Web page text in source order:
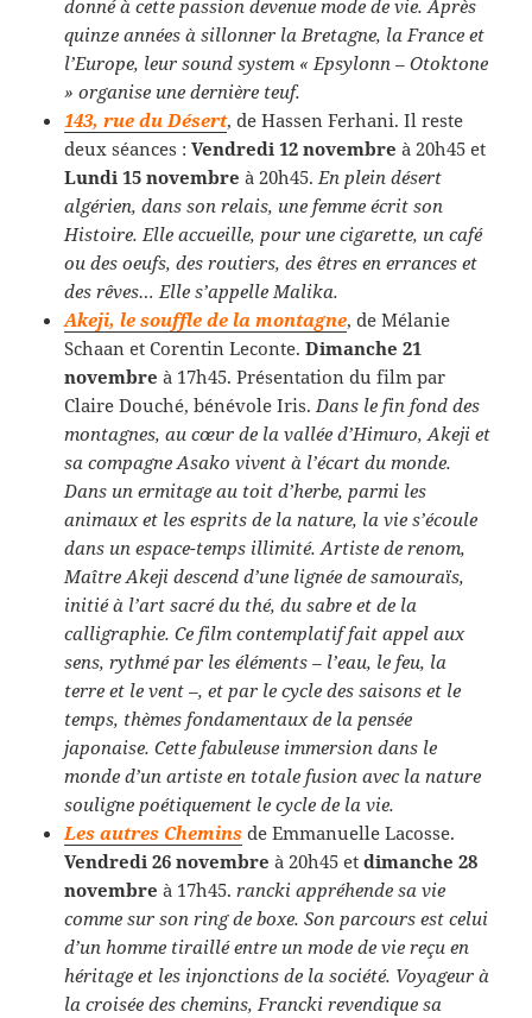
donné à cette passion devenue mode de vie. Après
quinze années à sillonner la Bretagne, la France et
l’Europe, leur sound system « Epsylonn – Otoktone
» organise une dernière teuf.
143, rue du Désert, de Hassen Ferhani. Il reste
deux séances :Vendredi 12 novembre à 20h45 et
Lundi 15 novembreà 20h45. En plein désert
algérien, dans son relais, une femme écrit son
Histoire. Elle accueille, pour une cigarette, un café
ou des oeufs, des routiers, des êtres en errances et
des rêves… Elle s’appelle Malika.
Akeji, le souffle de la montagne, de Mélanie
Schaan et Corentin Leconte.Dimanche 21
novembre à 17h45. Présentation du film par
Claire Douché, bénévole Iris. Dans le fin fond des
montagnes, au cœur de la vallée d’Himuro, Akeji et
sa compagne Asako vivent à l’écart du monde.
Dans un ermitage au toit d’herbe, parmi les
animaux et les esprits de la nature, la vie s’écoule
dans un espace-temps illimité. Artiste de renom,
Maître Akeji descend d’une lignée de samouraïs,
initié à l’art sacré du thé, du sabre et de la
calligraphie. Ce film contemplatif fait appel aux
sens, rythmé par les éléments – l’eau, le feu, la
terre et le vent –, et par le cycle des saisons et le
temps, thèmes fondamentaux de la pensée
japonaise. Cette fabuleuse immersion dans le
monde d’un artiste en totale fusion avec la nature
souligne poétiquement le cycle de la vie.
Les autres Chemins de Emmanuelle Lacosse.
Vendredi 26 novembre à 20h45 etdimanche 28
novembre à 17h45.rancki appréhende sa vie
comme sur son ring de boxe. Son parcours est celui
d’un homme tiraillé entre un mode de vie reçu en
héritage et les injonctions de la société. Voyageur à
la croisée des chemins, Francki revendique sa